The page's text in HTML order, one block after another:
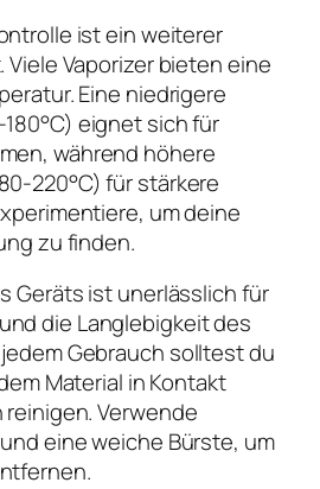
ist ein weiterer
Vaporizer bieten eine
Eine niedrigere
eignet sich für
während höhere
220°C) für stärkere
um deine
zu finden.
Geräts ist unerlässlich für
die Langlebigkeit des
Gebrauch solltest du
Material in Kontakt
Verwende
eine weiche Bürste, um